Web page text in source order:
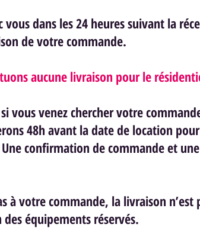
vous dans les 24 heures suivant la
de votre commande.
aucune livraison pour le
vous venez chercher votre
48h avant la date de location
confirmation de commande et
à votre commande, la livraison n’est
équipements réservés.